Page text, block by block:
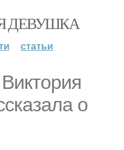
ДЕВУШКА
статьи
о